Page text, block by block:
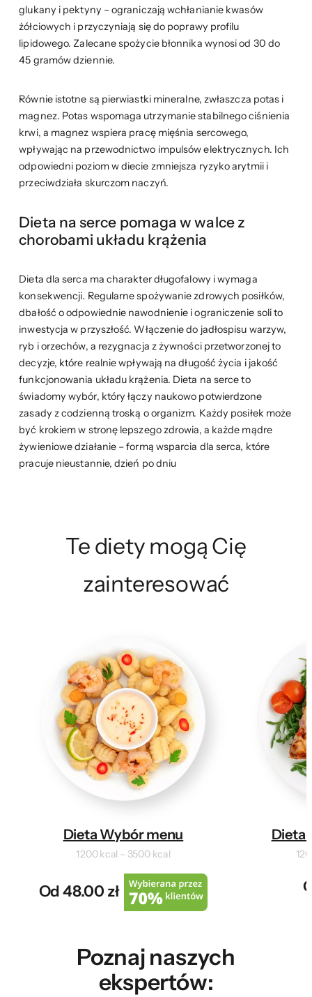
glukany i pektyny – ograniczają wchłanianie kwasów
żółciowych i przyczyniają się do poprawy profilu
lipidowego. Zalecane spożycie błonnika wynosi od 30 do
45 gramów dziennie.
Równie istotne są pierwiastki mineralne, zwłaszcza potas i
magnez. Potas wspomaga utrzymanie stabilnego ciśnienia
krwi, a magnez wspiera pracę mięśnia sercowego,
wpływając na przewodnictwo impulsów elektrycznych. Ich
odpowiedni poziom w diecie zmniejsza ryzyko arytmii i
przeciwdziała skurczom naczyń.
Dieta na serce pomaga w walce z
chorobami układu krążenia
Dieta dla serca ma charakter długofalowy i wymaga
konsekwencji. Regularne spożywanie zdrowych posiłków,
dbałość o odpowiednie nawodnienie i ograniczenie soli to
inwestycja w przyszłość. Włączenie do jadłospisu warzyw,
ryb i orzechów, a rezygnacja z żywności przetworzonej to
decyzje, które realnie wpływają na długość życia i jakość
funkcjonowania układu krążenia. Dieta na serce to
świadomy wybór, który łączy naukowo potwierdzone
zasady z codzienną troską o organizm. Każdy posiłek może
być krokiem w stronę lepszego zdrowia, a każde mądre
żywieniowe działanie – formą wsparcia dla serca, które
pracuje nieustannie, dzień po dniu
Te diety mogą Cię
zainteresować
Dieta Wybór menu
1200 kcal – 3500 kcal
Od 48.00 zł
Dieta
Poznaj naszych
ekspertów: